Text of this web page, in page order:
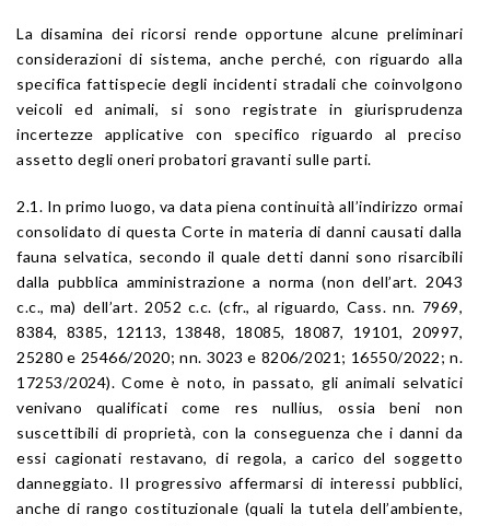
La disamina dei ricorsi rende opportune alcune preliminari
considerazioni di sistema, anche perché, con riguardo alla
specifica fattispecie degli incidenti stradali che coinvolgono
veicoli ed animali, si sono registrate in giurisprudenza
incertezze applicative con specifico riguardo al preciso
assetto degli oneri probatori gravanti sulle parti.
2.1. In primo luogo, va data piena continuità all’indirizzo ormai
consolidato di questa Corte in materia di danni causati dalla
fauna selvatica, secondo il quale detti danni sono risarcibili
dalla pubblica amministrazione a norma (non dell’art. 2043
c.c., ma) dell’art. 2052 c.c. (cfr., al riguardo, Cass. nn. 7969,
8384, 8385, 12113, 13848, 18085, 18087, 19101, 20997,
25280 e 25466/2020;nn. 3023 e 8206/2021; 16550/2022; n.
17253/2024). Come è noto, in passato, gli animali selvatici
venivano qualificati come res nullius, ossia beni non
suscettibili di proprietà, con la conseguenza che i danni da
essi cagionati restavano, di regola, a carico del soggetto
danneggiato. Il progressivo affermarsi di interessi pubblici,
anche di rango costituzionale (quali la tutela dell’ambiente,